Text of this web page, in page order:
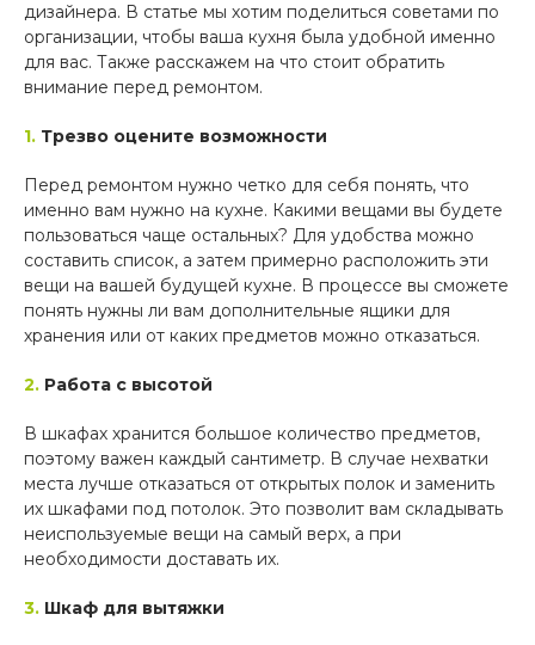
дизайнера. В статье мы хотим поделиться советами по
организации, чтобы ваша кухня была удобной именно
для вас. Также расскажем на что стоит обратить
внимание перед ремонтом.
1. Трезво оцените возможности
Перед ремонтом нужно четко для себя понять, что
именно вам нужно на кухне. Какими вещами вы будете
пользоваться чаще остальных? Для удобства можно
составить список, а затем примерно расположить эти
вещи на вашей будущей кухне. В процессе вы сможете
понять нужны ли вам дополнительные ящики для
хранения или от каких предметов можно отказаться.
2. Работа с высотой
В шкафах хранится большое количество предметов,
поэтому важен каждый сантиметр. В случае нехватки
места лучше отказаться от открытых полок и заменить
их шкафами под потолок. Это позволит вам складывать
неиспользуемые вещи на самый верх, а при
необходимости доставать их.
3. Шкаф для вытяжки